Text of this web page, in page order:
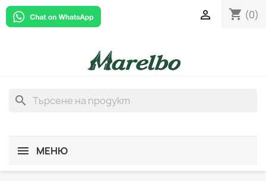
shopping_cart (0)

search
МЕНЮ